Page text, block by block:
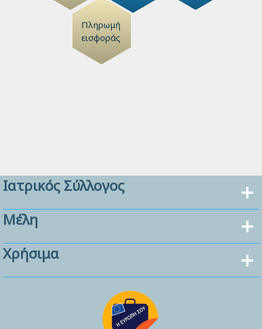
Πληρωμή
εισφοράς
Ιατρικός Σύλλογος
Μέλη
Χρήσιμα